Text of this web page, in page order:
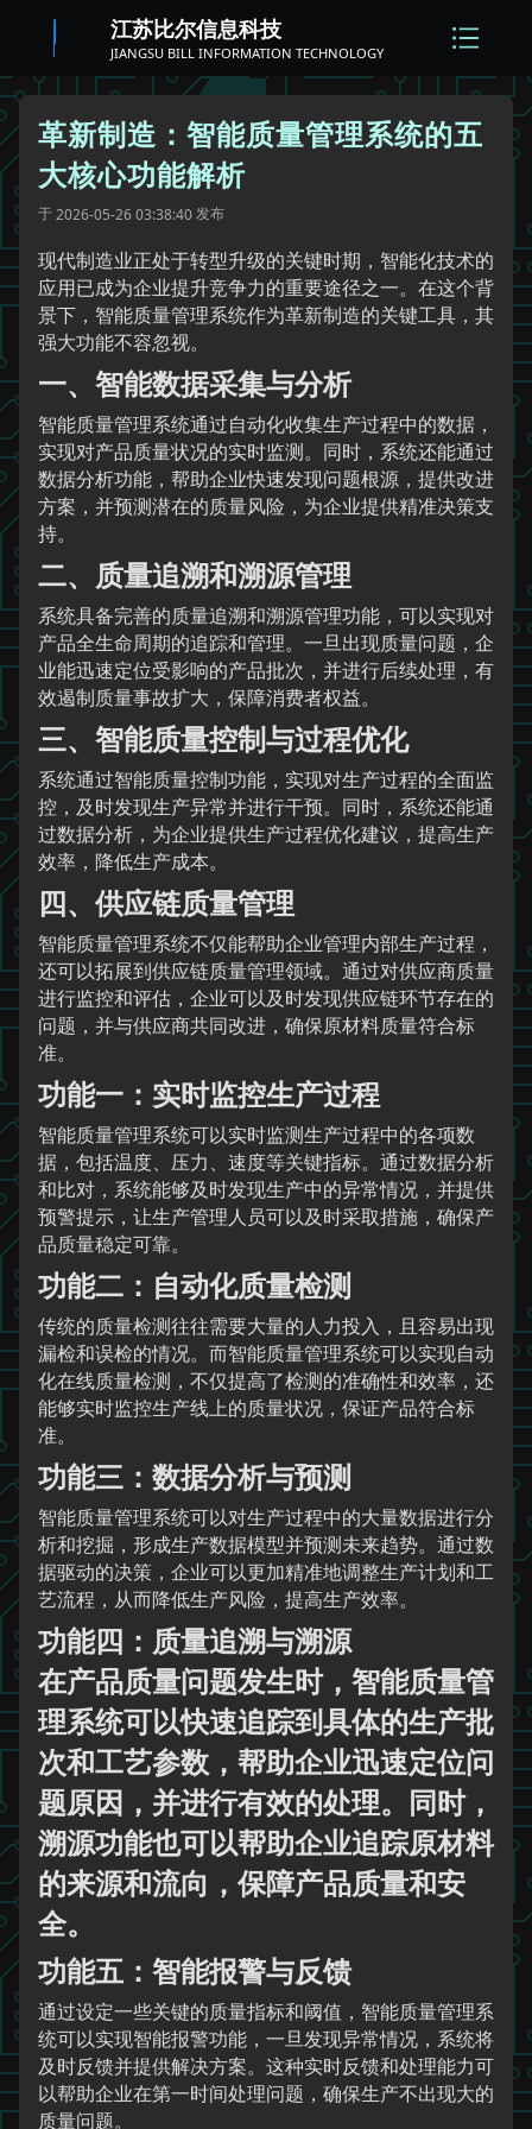
江苏比尔信息科技
JIANGSU BILL INFORMATION TECHNOLOGY
革新制造：智能质量管理系统的五
大核心功能解析
于2026-05-26 03:38:40发布
现代制造业正处于转型升级的关键时期，智能化技术的
应用已成为企业提升竞争力的重要途径之一。在这个背
景下，智能质量管理系统作为革新制造的关键工具，其
强大功能不容忽视。
一、智能数据采集与分析
智能质量管理系统通过自动化收集生产过程中的数据，
实现对产品质量状况的实时监测。同时，系统还能通过
数据分析功能，帮助企业快速发现问题根源，提供改进
方案，并预测潜在的质量风险，为企业提供精准决策支
持。
二、质量追溯和溯源管理
系统具备完善的质量追溯和溯源管理功能，可以实现对
产品全生命周期的追踪和管理。一旦出现质量问题，企
业能迅速定位受影响的产品批次，并进行后续处理，有
效遏制质量事故扩大，保障消费者权益。
三、智能质量控制与过程优化
系统通过智能质量控制功能，实现对生产过程的全面监
控，及时发现生产异常并进行干预。同时，系统还能通
过数据分析，为企业提供生产过程优化建议，提高生产
效率，降低生产成本。
四、供应链质量管理
智能质量管理系统不仅能帮助企业管理内部生产过程，
还可以拓展到供应链质量管理领域。通过对供应商质量
进行监控和评估，企业可以及时发现供应链环节存在的
问题，并与供应商共同改进，确保原材料质量符合标
准。
功能一：实时监控生产过程
智能质量管理系统可以实时监测生产过程中的各项数
据，包括温度、压力、速度等关键指标。通过数据分析
和比对，系统能够及时发现生产中的异常情况，并提供
预警提示，让生产管理人员可以及时采取措施，确保产
品质量稳定可靠。
功能二：自动化质量检测
传统的质量检测往往需要大量的人力投入，且容易出现
漏检和误检的情况。而智能质量管理系统可以实现自动
化在线质量检测，不仅提高了检测的准确性和效率，还
能够实时监控生产线上的质量状况，保证产品符合标
准。
功能三：数据分析与预测
智能质量管理系统可以对生产过程中的大量数据进行分
析和挖掘，形成生产数据模型并预测未来趋势。通过数
据驱动的决策，企业可以更加精准地调整生产计划和工
艺流程，从而降低生产风险，提高生产效率。
功能四：质量追溯与溯源
在产品质量问题发生时，智能质量管
理系统可以快速追踪到具体的生产批
次和工艺参数，帮助企业迅速定位问
题原因，并进行有效的处理。同时，
溯源功能也可以帮助企业追踪原材料
的来源和流向，保障产品质量和安
全。
功能五：智能报警与反馈
通过设定一些关键的质量指标和阈值，智能质量管理系
统可以实现智能报警功能，一旦发现异常情况，系统将
及时反馈并提供解决方案。这种实时反馈和处理能力可
以帮助企业在第一时间处理问题，确保生产不出现大的
质量问题。